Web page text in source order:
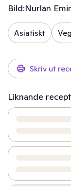
Bild:Nurlan Emir
Asiatiskt
Skriv ut
Liknande recept